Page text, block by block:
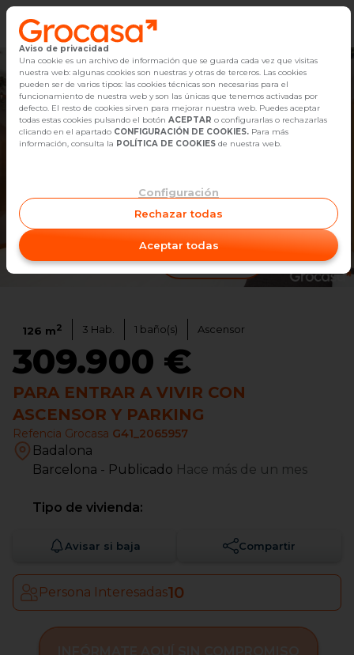
Vender
Buscar Inmuebles
Alquiler
Empleo
Oficinas
Contacto 1/20
126 m2 3 Hab. 1 baño(s) Ascensor
309.900 €
PARA ENTRAR A VIVIR CON
ASCENSOR Y PARKING
Refencia Grocasa G41_2065957
Badalona
Barcelona - Publicado Hace más de un mes
Tipo de vivienda:
Avisar si baja Compartir
Persona Interesadas10
Aviso de privacidad
Una cookie es un archivo de información que se guarda cada vez que visitas
nuestra web: algunas cookies son nuestras y otras de terceros. Las cookies
pueden ser de varios tipos: las cookies técnicas son necesarias para el
funcionamiento de nuestra web y son las únicas que tenemos activadas por
defecto. El resto de cookies sirven para mejorar nuestra web. Puedes aceptar
todas estas cookies pulsando el botón ACEPTAR o configurarlas o rechazarlas
clicando en el apartado CONFIGURACIÓN DE COOKIES. Para más
información, consulta la POLÍTICA DE COOKIES de nuestra web.
Configuración
Rechazar todas
Aceptar todas